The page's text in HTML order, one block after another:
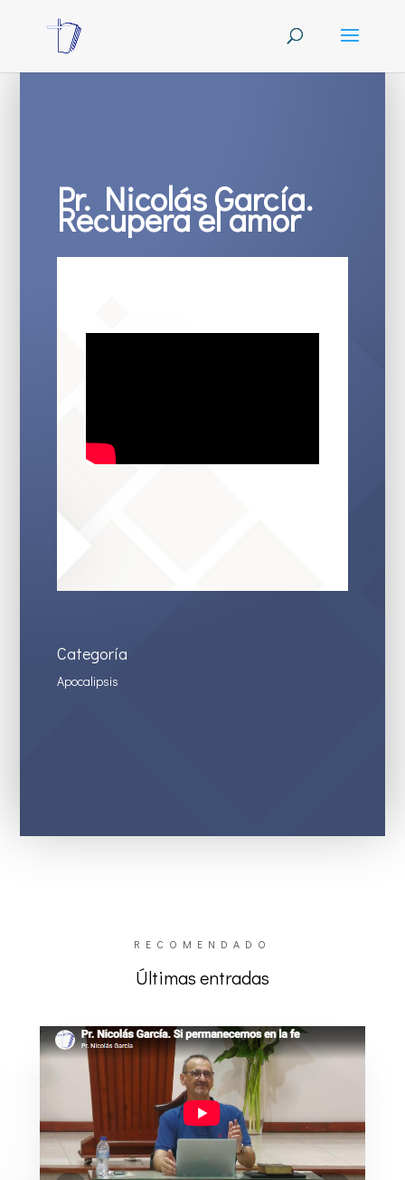
Pr. Nicolás García.
Recupera el amor
Categoría
Apocalipsis
RECOMENDADO
Últimas entradas